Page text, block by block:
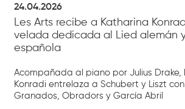
24.04.2026
Les Arts recibe a Katharina
velada dedicada al Lied alemán
española
Acompañada al piano por Julius
Konradi entrelaza a Schubert y Liszt
Granados, Obradors y García Abril